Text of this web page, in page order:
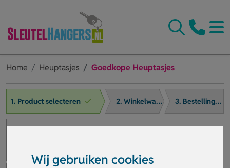
Wij gebruiken cookies
Home Heuptasjes Goedkope Heuptasjes
1. Product selecteren 2. Winkelwagen 3. Bestelling afronden